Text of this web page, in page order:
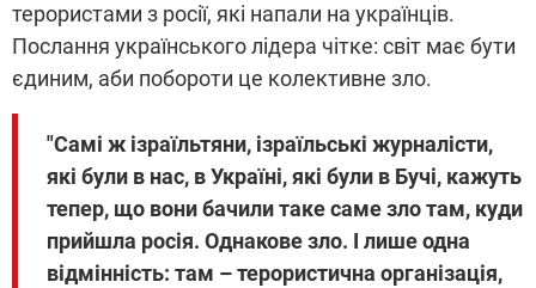
терористами з росії, які напали на українців.
Послання українського лідера чітке: світ має бути
єдиним, аби побороти це колективне зло.
"Самі ж ізраїльтяни, ізраїльські журналісти,
які були в нас, в Україні, які були в Бучі, кажуть
тепер, що вони бачили таке саме зло там, куди
прийшла росія. Однакове зло. І лише одна
відмінність: там – терористична організація,